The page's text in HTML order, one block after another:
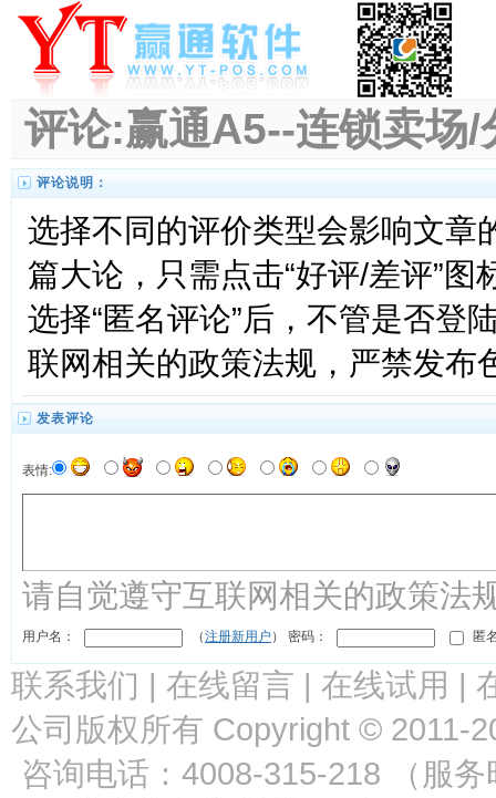
评论:赢通A5--连锁卖场/
评论说明：
选择不同的评价类型会影响文章
篇大论，只需点击“好评/差评”
选择“匿名评论”后，不管是否登
联网相关的政策法规，严禁发布
发表评论
表情:
请自觉遵守互联网相关的政策法
用户名： （注册新用户 ） 密码： 匿
联系我们 | 在线留言 | 在线试用 |
公司版权所有 Copyright © 2011-
咨询电话：4008-315-218 （服